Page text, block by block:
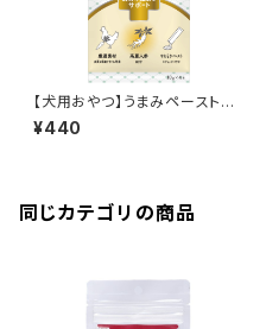
【犬用おやつ】うまみペースト皮
膚の健康をサポート 10gx4本
入り
¥440
同じカテゴリの商品